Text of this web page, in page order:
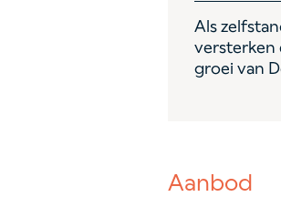
Als
versterken
groei van
Aanbod